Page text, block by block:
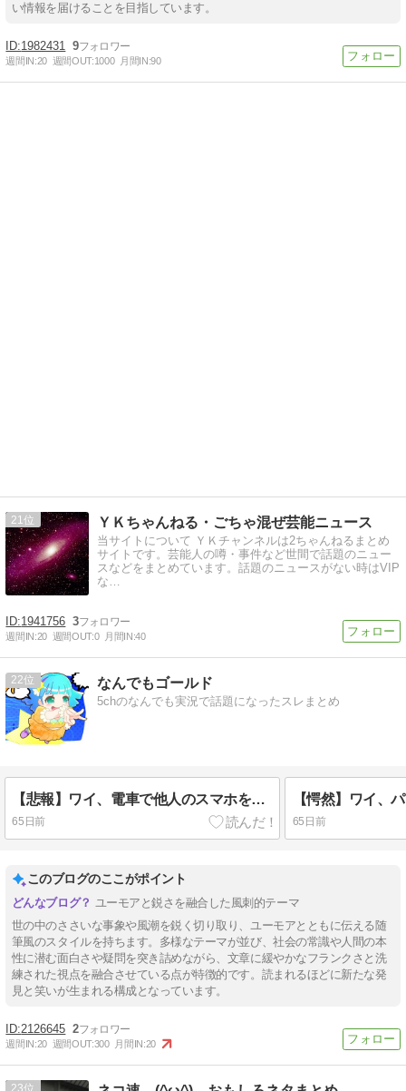
い情報を届けることを目指しています。
1982431 9
週間IN:20 週間OUT:1000 月間IN:90
21 ＹＫちゃんねる・ごちゃ混ぜ芸能ニュース
当サイトについて ＹＫチャンネルは2ちゃんねるまとめ
サイトです。芸能人の噂・事件など世間で話題のニュー
スなどをまとめています。話題のニュースがない時はVIP
な…
1941756 3
週間IN:20 週間OUT:0 月間IN:40
22 なんでもゴールド
5chのなんでも実況で話題になったスレまとめ
【悲報】ワイ、電車で他人のスマホを覗くのをやめられないwwwwww
65日前 65日前
このブログのここがポイント
ユーモアと鋭さを融合した風刺的テーマ
世の中のささいな事象や風潮を鋭く切り取り、ユーモアとともに伝える随
筆風のスタイルを持ちます。多様なテーマが並び、社会の常識や人間の本
性に潜む面白さや疑問を突き詰めながら、文章に緩やかなフランクさと洗
練された視点を融合させている点が特徴的です。読まれるほどに新たな発
見と笑いが生まれる構成となっています。
2126645 2
週間IN:20 週間OUT:300 月間IN:20
23